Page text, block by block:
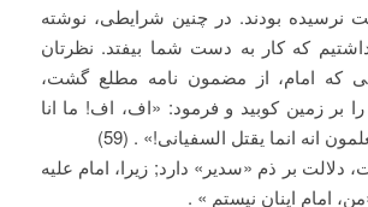
نرسیده بودند. در چنین شرایطی، نوشته
داشتیم که کار به دست شما بیفتد. نظرتان
که امام، از مضمون نامه مطلع گشت،
را بر زمین کوبید و فرمود: «اف، اف! ما انا
انه انما یقتل السفیانی!» . (59)
دلالت بر ذم «سدیر» دارد; زیرا، امام علیه
امام اینان نیستم » .